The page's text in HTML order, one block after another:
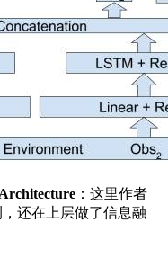
：这里作者
还在上层做了信息融